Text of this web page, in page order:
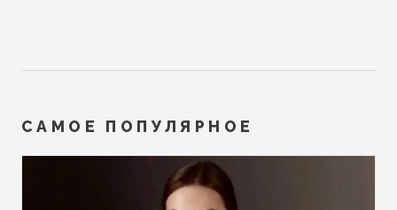
САМОЕ ПОПУЛЯРНОЕ